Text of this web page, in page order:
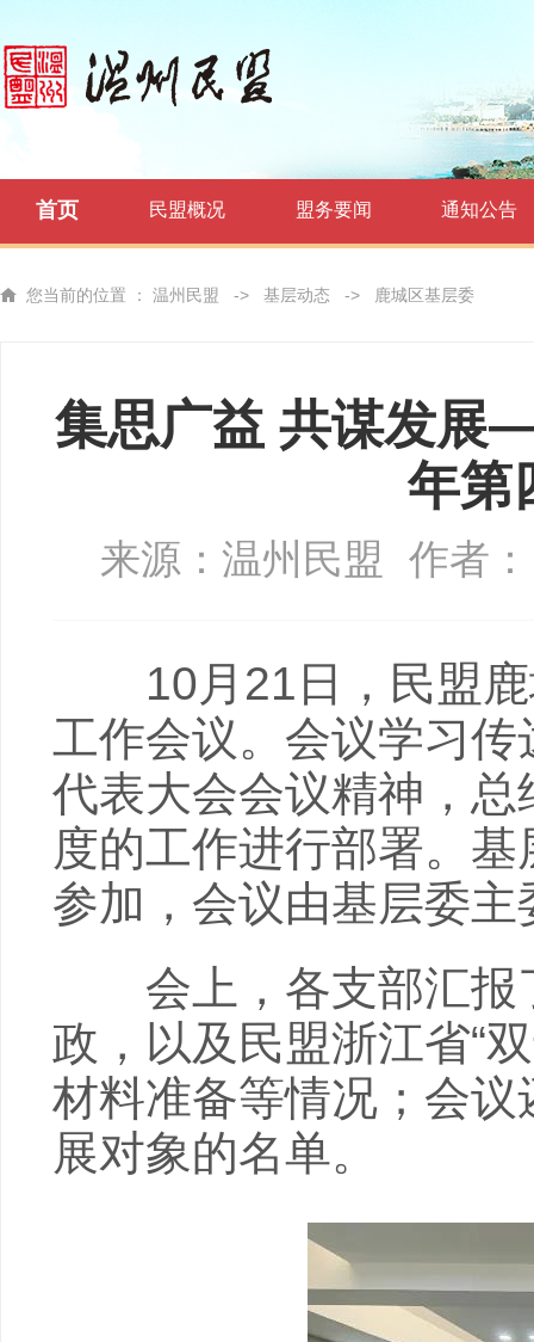
首页 民盟概况 盟务要闻 通知公告
您当前的位置 ： 温州民盟 -> 基层动态 -> 鹿城区基层委
集思广益 共谋发展
年第
来源：温州民盟 作者：
10月21日，民盟鹿
工作会议。会议学习
代表大会会议精神，
度的工作进行部署。
参加，会议由基层委
会上，各支部汇报
政，以及民盟浙江省“
材料准备等情况；会
展对象的名单。